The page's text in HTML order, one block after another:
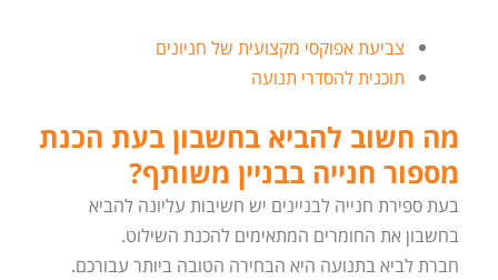
צביעת אפוקסי מקצועית של חניונים
תוכנית להסדרי תנועה
מה חשוב להביא בחשבון בעת הכנת
מספור חנייה בבניין משותף?
בעת ספירת חנייה לבניינים יש חשיבות עליונה להביא
בחשבון את החומרים המתאימים להכנת השילוט.
חברת לביא בתנועה היא הבחירה הטובה ביותר עבורכם.